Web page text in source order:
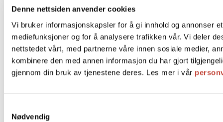
Denne nettsiden anvender cookies
Vi bruker informasjonskapsler for å gi innhold og annonser
mediefunksjoner og for å analysere trafikken vår. Vi deler
nettstedet vårt, med partnerne våre innen sosiale medier,
kombinere den med annen informasjon du har gjort
gjennom din bruk av tjenestene deres. Les mer i vår
Nødvendig
Personvernerklæring
Salgsbetingelser
FAQ
Frakt og levering
Ledige stillinger
Historie
Kontakt oss
Bakverk